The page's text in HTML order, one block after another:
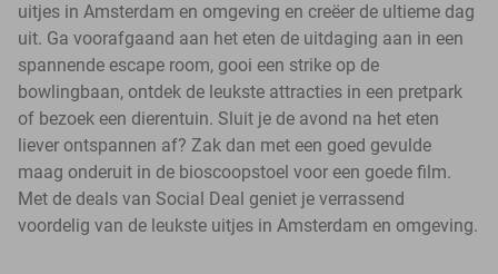
uitjes in Amsterdam en omgeving en creëer de ultieme dag
uit. Ga voorafgaand aan het eten de uitdaging aan in een
spannende escape room, gooi een strike op de
bowlingbaan, ontdek de leukste attracties in een pretpark
of bezoek een dierentuin. Sluit je de avond na het eten
liever ontspannen af? Zak dan met een goed gevulde
maag onderuit in de bioscoopstoel voor een goede film.
Met de deals van Social Deal geniet je verrassend
voordelig van de leukste uitjes in Amsterdam en omgeving.